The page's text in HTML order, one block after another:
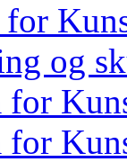
og
for
for